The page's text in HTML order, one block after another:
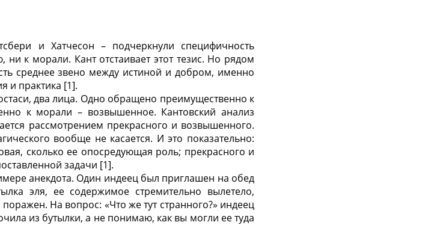
и Хатчесон – подчеркнули специфичность
ни к морали. Кант отстаивает этот тезис. Но рядом
среднее звено между истиной и добром, именно
и практика [1].
два лица. Одно обращено преимущественно к
к морали – возвышенное. Кантовский анализ
рассмотрением прекрасного и возвышенного.
вообще не касается. И это показательно:
сколько ее опосредующая роль; прекрасного и
задачи [1].
анекдота. Один индеец был приглашен на обед
эля, ее содержимое стремительно вылетело,
На вопрос: «Что же тут странного?» индеец
из бутылки, а не понимаю, как вы могли ее туда